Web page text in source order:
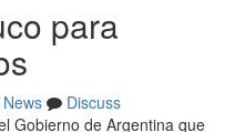
para
News
Discuss
Gobierno de Argentina que